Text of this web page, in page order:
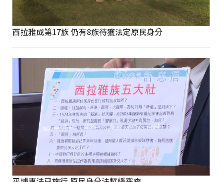
西拉雅成第17族 仍有8族待獲法定原民身分